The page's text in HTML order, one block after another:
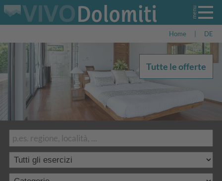
Home DE
Tutte le offerte